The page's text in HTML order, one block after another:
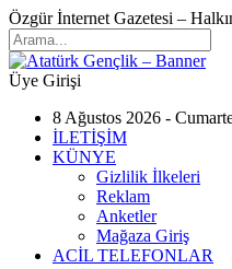
Özgür İnternet Gazetesi –
Üye Girişi
8 Ağustos 2026 -
İLETİŞİM
KÜNYE
Gizlilik İlkeleri
Reklam
Anketler
Mağaza Giriş
ACİL TELEFONLAR